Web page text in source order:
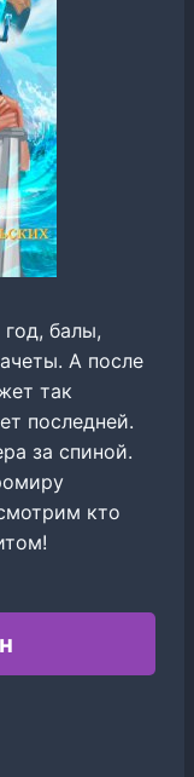
балы,
А после
так
последней.
за спиной.
кто